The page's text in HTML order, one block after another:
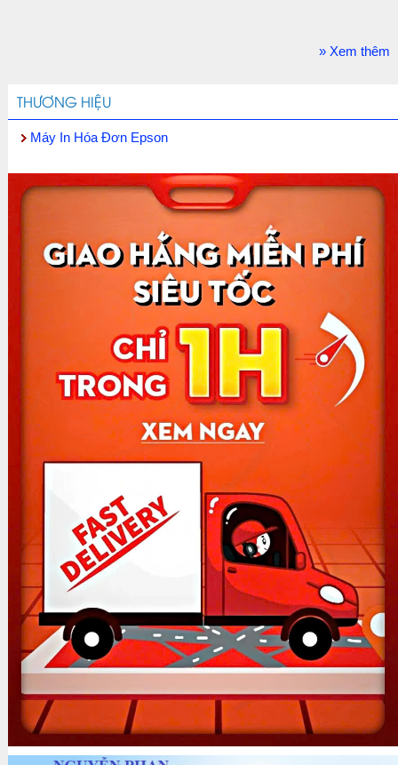
» Xem thêm
THƯƠNG HIỆU
Máy In Hóa Đơn Epson